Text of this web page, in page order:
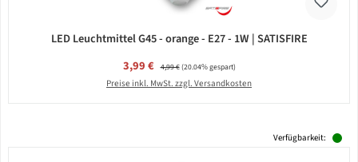
LED Leuchtmittel G45 - orange - E27 - 1W | SATISFIRE
Verkaufspreis:
3,99 € Regulärer Preis:
4,99 €(20.04% gespart)
Preise inkl. MwSt. zzgl. Versandkosten
Verfügbarkeit: